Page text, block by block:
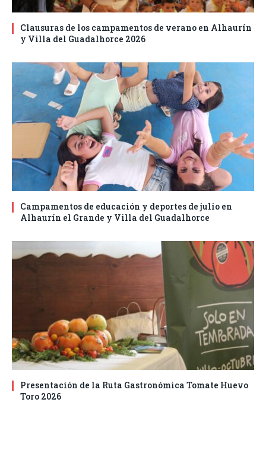
Clausuras de los campamentos de verano en Alhaurín
y Villa del Guadalhorce 2026
Campamentos de educación y deportes de julio en
Alhaurín el Grande y Villa del Guadalhorce
Presentación de la Ruta Gastronómica Tomate Huevo
Toro 2026